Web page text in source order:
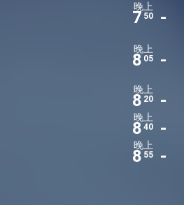
晚上
750 -
晚上
805 -
晚上
820 -
晚上
840 -
晚上
855 -